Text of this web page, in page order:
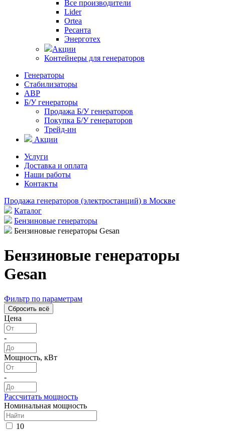
Все производители
Lider
Ortea
Ресанта
Энерготех
Акции
Контейнеры для генераторов
Генераторы
Стабилизаторы
АВР
Б/У генераторы
Продажа Б/У генераторов
Покупка Б/У генераторов
Трейд-ин
Акции
Услуги
Доставка и оплата
Наши работы
Контакты
Продажа генераторов (электростанций) в Москве
Каталог
Бензиновые генераторы
Бензиновые генераторы Gesan
Бензиновые генераторы
Gesan
Фильтр по параметрам
Цена
-
Мощность, кВт
-
Рассчитать мощность
Номинальная мощность
10